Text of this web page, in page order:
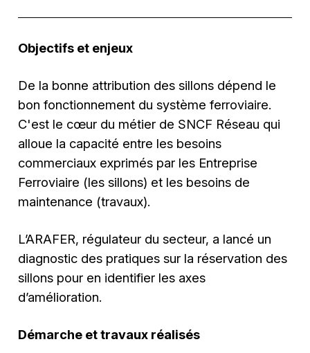
Objectifs et enjeux
De la bonne attribution des sillons dépend le
bon fonctionnement du système ferroviaire.
C'est le cœur du métier de SNCF Réseau qui
alloue la capacité entre les besoins
commerciaux exprimés par les Entreprise
Ferroviaire (les sillons) et les besoins de
maintenance (travaux).
L’ARAFER, régulateur du secteur, a lancé un
diagnostic des pratiques sur la réservation des
sillons pour en identifier les axes
d’amélioration.
Démarche et travaux réalisés